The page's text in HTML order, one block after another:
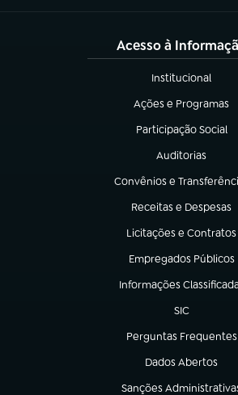
Acesso à
Institucional
(abre em nova aba)
Ações e Programas
(abre em nova aba)
Participação Social
(abre em nova aba)
Auditorias
(abre em nova
Convênios e
(abre em nova aba)
Receitas e Despesas
(abre em nova aba)
Licitações e Contratos
(abre em nova aba)
Empregados Públicos
(abre em nova aba)
Informações
(abre em nova aba)
SIC
(abre em
Perguntas Frequentes
(abre em nova aba)
Dados Abertos
(abre em nova aba)
Sanções